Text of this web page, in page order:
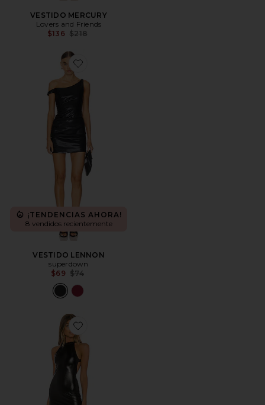
VESTIDO MERCURY
Lovers and Friends
$136 Previous price:
$218
Favorite VESTIDO LENNON
¡TENDENCIAS AHORA!
8 vendidos recientemente
VESTIDO LENNON
superdown
$69 Previous price:
$74
Favorite MINIVESTIDO SIN ESPALDA MALIAH